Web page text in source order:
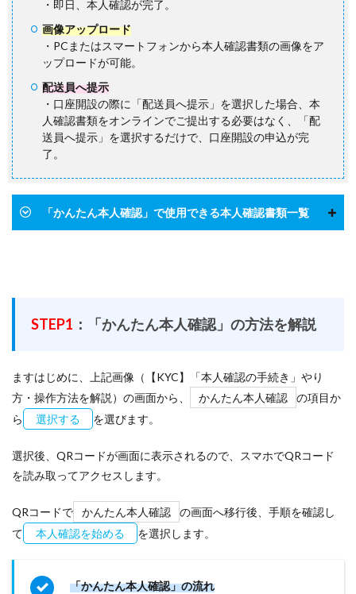
・即日、本人確認が完了。
画像アップロード
・PCまたはスマートフォンから本人確認書類の画像をア
ップロードが可能。
配送員へ提示
・口座開設の際に「配送員へ提示」を選択した場合、本
人確認書類をオンラインでご提出する必要はなく、「配
送員へ提示」を選択するだけで、口座開設の申込が完
了。
「かんたん本人確認」で使用できる本人確認書類一覧
STEP1 ：「かんたん本人確認」の方法を解説
ますはじめに、上記画像（【KYC】「本人確認の手続き」やり
方・操作方法を解説）の画面から、
かんたん本人確認
の項目か
ら
選択する を選びます。
選択後、QRコードが画面に表示されるので、スマホでQRコード
を読み取ってアクセスします。
QRコードで かんたん本人確認
の画面へ移行後、手順を確認し
て
本人確認を始める を選択します。
「かんたん本人確認」の流れ